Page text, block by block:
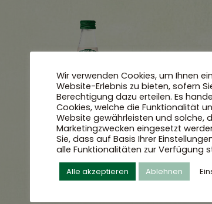
Wir verwenden Cookies, um Ihnen
Website-Erlebnis zu bieten, sofern
Berechtigung dazu erteilen. Es
Cookies, welche die Funktionalität
Website gewährleisten und solche,
Marketingzwecken eingesetzt
Sie, dass auf Basis Ihrer
alle Funktionalitäten zur Verfügung
Alle akzeptieren Ablehnen